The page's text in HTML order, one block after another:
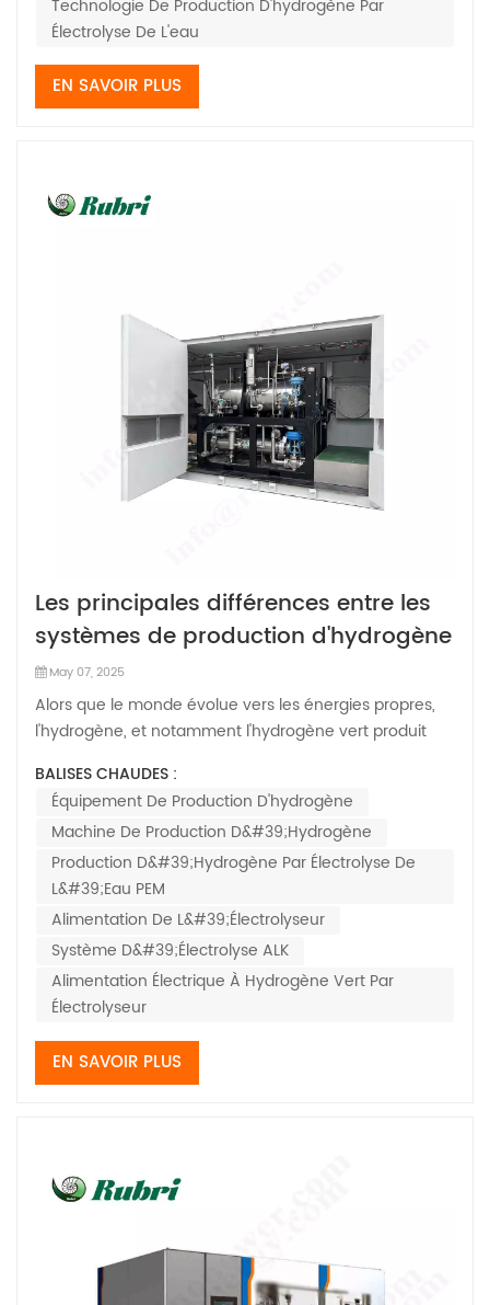
Technologie De Production D'hydrogène Par
Électrolyse De L'eau
EN SAVOIR PLUS
Les principales différences entre les
systèmes de production d'hydrogène
alcalins et PEM
May 07, 2025
Alors que le monde évolue vers les énergies propres,
l'hydrogène, et notamment l'hydrogène vert produit
vecteur énergétique essentiel. Deux technologies
d'électrolyse de pointe dominent le marché : les
systèmes alcalins et les systè...
BALISES CHAUDES :
Équipement De Production D'hydrogène
Machine De Production D&#39;hydrogène
Production D&#39;hydrogène Par Électrolyse De
L&#39;eau PEM
Alimentation De L&#39;électrolyseur
Système D&#39;électrolyse ALK
Alimentation Électrique À Hydrogène Vert Par
Électrolyseur
EN SAVOIR PLUS